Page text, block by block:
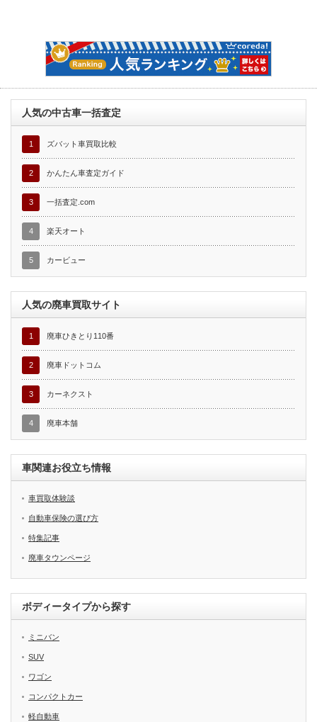
人気の中古車一括査定
1 ズバット車買取比較
2 かんたん車査定ガイド
3 一括査定.com
4 楽天オート
5 カービュー
人気の廃車買取サイト
1 廃車ひきとり110番
2 廃車ドットコム
3 カーネクスト
4 廃車本舗
車関連お役立ち情報
車買取体験談
自動車保険の選び方
特集記事
廃車タウンページ
ボディータイプから探す
ミニバン
SUV
ワゴン
コンパクトカー
軽自動車